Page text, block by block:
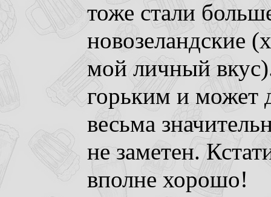
тоже стали
новозеландские
мой личный
горьким и может
весьма
не заметен.
вполне хорошо!